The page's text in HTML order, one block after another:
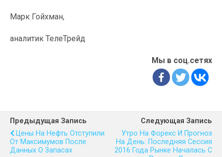
Марк Гойхман,
аналитик ТелеТрейд
Мы в соц.сетях
Предыдущая Запись
Цены На Нефть Отступили
От Максимумов После
Данных О Запасах
Следующая Запись
Утро На Форекс И Прогноз
На День: Последняя Сессия
2016 Года Рынке Началась С